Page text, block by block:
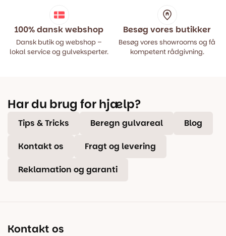
100% dansk webshop
Dansk butik og webshop –
lokal service og gulveksperter.
Besøg vores butikker
Besøg vores showrooms og få
kompetent rådgivning.
Har du brug for hjælp?
Tips & Tricks Beregn gulvareal Blog
Kontakt os Fragt og levering
Reklamation og garanti
Kontakt os